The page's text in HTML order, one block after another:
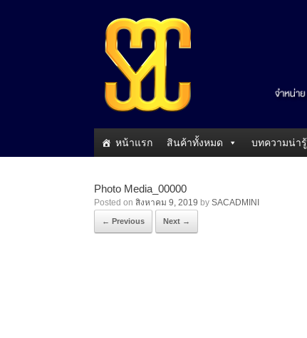
หน้าแรก สินค้าทั้งหมด บทความน่ารู้
Photo Media_00000
Posted on สิงหาคม 9, 2019 by SACADMINI
← Previous Next →